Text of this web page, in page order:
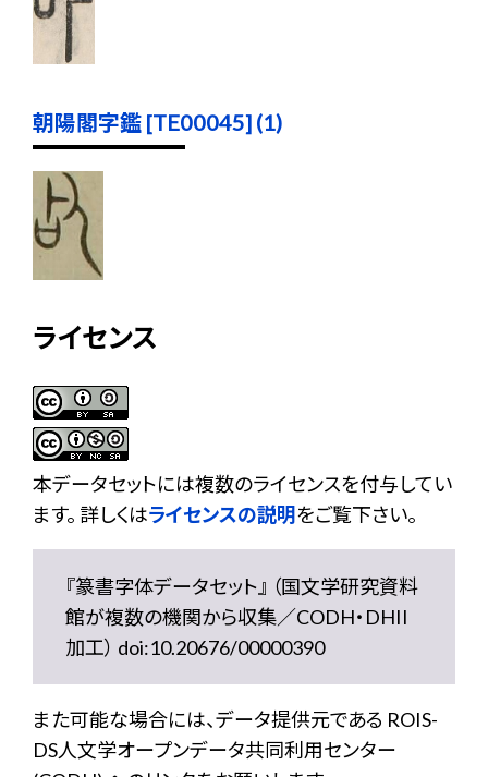
朝陽閣字鑑 [TE00045] (1)
ライセンス
本データセットには複数のライセンスを付与してい
ます。 詳しくはライセンスの説明をご覧下さい。
『篆書字体データセット』 （国文学研究資料
館が複数の機関から収集／CODH・DHII
加工） doi:10.20676/00000390
また可能な場合には、データ提供元である ROIS-
DS人文学オープンデータ共同利用センター